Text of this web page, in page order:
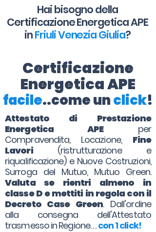
Hai bisogno della
Certificazione Energetica APE
inFriuli Venezia Giulia?
Certificazione
Energetica APE
facile..come unclick!
Attestato di Prestazione
Energetica APEper
Compravendita, Locazione, Fine
Lavori(ristrutturazione e
riqualificazione) e Nuove Costruzioni,
Surroga del Mutuo, Mutuo Green.
Valuta se rientri almeno in
classe D e mettiti in regola con il
Decreto Case Green. Dall'ordine
alla consegna dell'Attestato
trasmesso in Regione. . .con 1 click!